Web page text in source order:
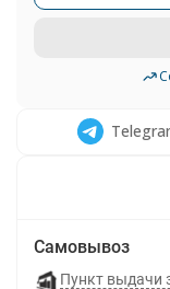
Самовывоз
Пункт выдачи